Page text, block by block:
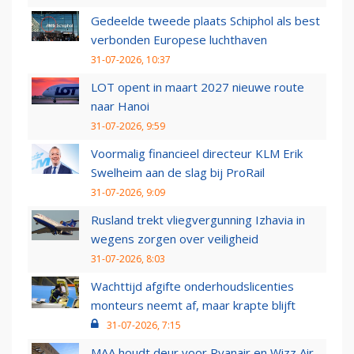
Gedeelde tweede plaats Schiphol als best
verbonden Europese luchthaven
31-07-2026, 10:37
LOT opent in maart 2027 nieuwe route
naar Hanoi
31-07-2026, 9:59
Voormalig financieel directeur KLM Erik
Swelheim aan de slag bij ProRail
31-07-2026, 9:09
Rusland trekt vliegvergunning Izhavia in
wegens zorgen over veiligheid
31-07-2026, 8:03
Wachttijd afgifte onderhoudslicenties
monteurs neemt af, maar krapte blijft
31-07-2026, 7:15